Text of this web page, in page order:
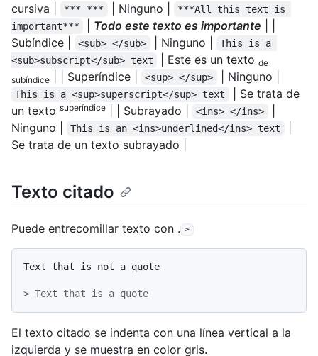
cursiva |
*** *** | Ninguno |
***All this text is
important***
Todo este texto es importante
Subíndice |
<sub> </sub> | Ninguno |
This is a
<sub>subscript</sub> text
| Este es un textode
subíndice
| | Superíndice | <sup> </sup> | Ninguno |
This is a <sup>superscript</sup> text
| Se trata de
un texto superíndice | | Subrayado | <ins> </ins>
Ninguno |
This is an <ins>underlined</ins> text
Se trata de un texto subrayado
Texto citado
Puede entrecomillar texto con . >
Text that is not a quote
> Text that is a quote
El texto citado se indenta con una línea vertical a la
izquierda y se muestra en color gris.